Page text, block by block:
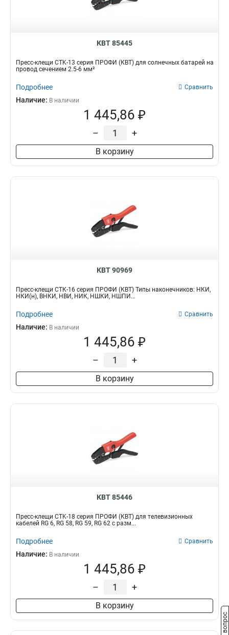
КВТ 85445
Пресс-клещи CTK-13 серия ПРОФИ (КВТ) для солнечных батарей на
провод сечением 2.5-6 мм²
Подробнее Сравнить
Наличие: В наличии
1 445,86 ₽
– +
В корзину
КВТ 90969
Пресс-клещи CTК-16 серия ПРОФИ (КВТ) Типы наконечников: НКИ,
НКИ(н), ВНКИ, НВИ, НИК, НШКИ, НШПИ...
Подробнее Сравнить
Наличие: В наличии
1 445,86 ₽
– +
В корзину
КВТ 85446
Пресс-клещи CTK-18 серия ПРОФИ (КВТ) для телевизионных
кабелей RG 6, RG 58, RG 59, RG 62 с разм...
Подробнее Сравнить
Наличие: В наличии
1 445,86 ₽
– +
В корзину